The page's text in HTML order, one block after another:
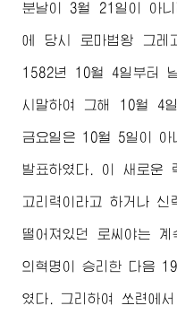
분날이 3월 21일이 아
에 당시 로마법왕 그레
1582년 10월 4일부터
시말하여 그해 10월 4
금요일은 10월 5일이
발표하였다. 이 새로운
고리력이라고 하거나
떨어져있던 로씨야는
의혁명이 승리한 다음
였다. 그리하여 쏘련에